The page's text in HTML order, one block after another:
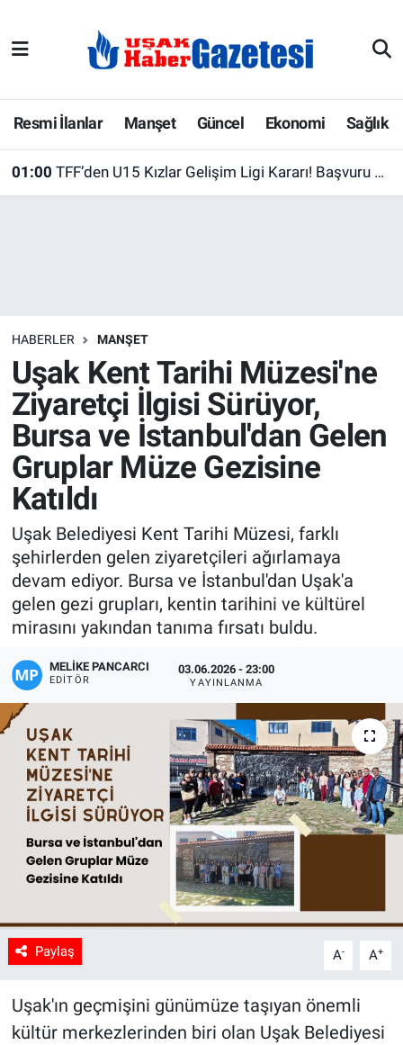
Resmi İlanlar Manşet Güncel Ekonomi Sağlık
01:00 TFF’den U15 Kızlar Gelişim Ligi Kararı! Başvuru Süresi Uzatıldı
HABERLER MANŞET
Uşak Kent Tarihi Müzesi'ne
Ziyaretçi İlgisi Sürüyor,
Bursa ve İstanbul'dan Gelen
Gruplar Müze Gezisine
Katıldı
Uşak Belediyesi Kent Tarihi Müzesi, farklı
şehirlerden gelen ziyaretçileri ağırlamaya
devam ediyor. Bursa ve İstanbul'dan Uşak'a
gelen gezi grupları, kentin tarihini ve kültürel
mirasını yakından tanıma fırsatı buldu.
MELIKE PANCARCI
EDITÖR
03.06.2026 - 23:00
YAYINLANMA
Paylaş A- A+
Uşak'ın geçmişini günümüze taşıyan önemli
kültür merkezlerinden biri olan Uşak Belediyesi
E-Gazete
Ekonomi
Köşe Yazarları
Kültür Sanat
Manşet
Resmi İlanlar
Sağlık
Son Dakika
Spor
Uşak Haberleri
Uşak Hava Durumu
Uşak Trafik Yoğunluk Haritası